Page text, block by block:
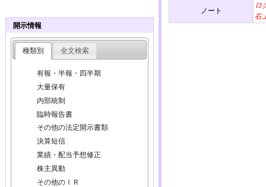
ノート
ロ
右
開示情報
種類別 全文検索
有報・半報・四半期
大量保有
内部統制
臨時報告書
その他の法定開示書類
決算短信
業績・配当予想修正
株主異動
その他のＩＲ